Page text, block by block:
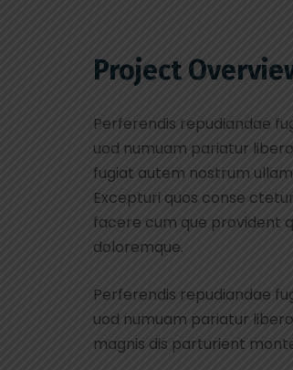
Project
Perferendis repudiandae
uod numuam pariatur
fugiat autem nostrum
Excepturi quos conse
facere cum que provident
doloremque.
Perferendis repudiandae
uod numuam pariatur
magnis dis parturient